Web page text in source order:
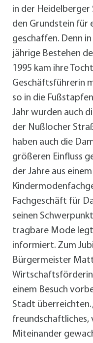
in der
den Grundstein für
geschaffen. Denn
jährige Bestehen
1995 kam ihre
Geschäftsführerin
so in die
Jahr wurden auch
der Nußlocher
haben auch die
größeren Einfluss
der Jahre aus
Fachgeschäft für
seinen
tragbare Mode
informiert. Zum
Bürgermeister
Wirtschaftsförderin
einem Besuch
Stadt überreichten.
freundschaftliches,
Miteinander